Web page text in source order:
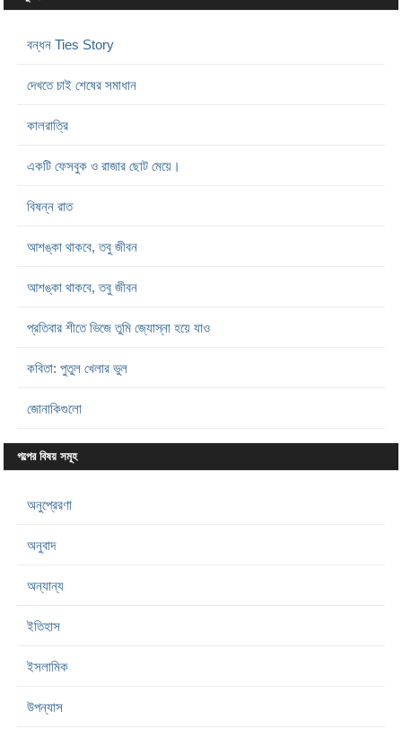
বন্ধন Ties Story
দেখতে চাই শেষের সমাধান
কালরাত্রি
একটি ফেসবুক ও রাজার ছোট মেয়ে।
বিষন্ন রাত
আশঙ্কা থাকবে, তবু জীবন
আশঙ্কা থাকবে, তবু জীবন
প্রতিবার শীতে ভিজে তুমি জ্যোস্না হয়ে যাও
কবিতা: পুতুল খেলার ভুল
জোনাকিগুলো
গল্পের বিষয় সমূহ
অনুপ্রেরণা
অনুবাদ
অন্যান্য
ইতিহাস
ইসলামিক
উপন্যাস